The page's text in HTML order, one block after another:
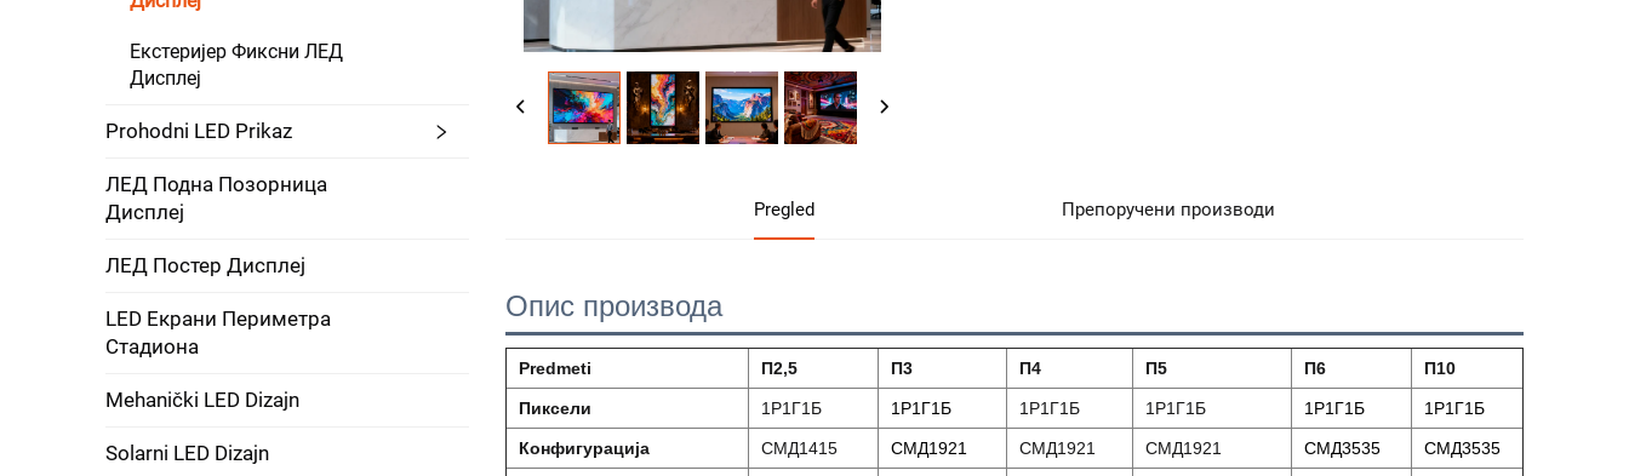
Екстеријер Фиксни ЛЕД
Дисплеј
Prohodni LED Prikaz
ЛЕД Подна Позорница
Дисплеј
ЛЕД Постер Дисплеј
LED Екрани Периметра
Стадиона
Mehanički LED Dizajn
Solarni LED Dizajn
Pregled Препоручени производи
Опис производа
Predmeti П2,5 П3 П4 П5 П6 П10
Пиксели 1Р1Г1Б 1Р1Г1Б 1Р1Г1Б 1Р1Г1Б 1Р1Г1Б 1Р1Г1Б
Конфигурација СМД1415 СМД1921 СМД1921 СМД1921 СМД3535 СМД3535